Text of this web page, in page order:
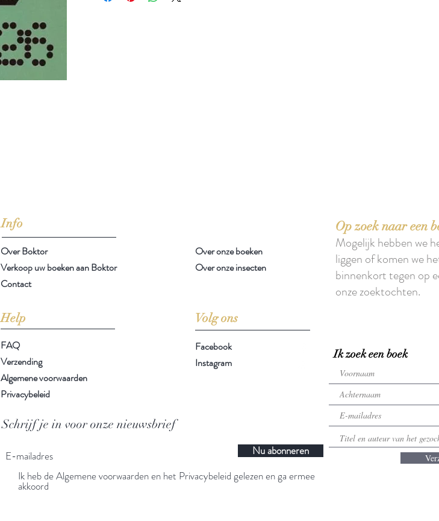
Info
Over Boktor
Verkoop uw boeken aan Boktor
Contact
Help Volg ons
Op zoek naar een
Mogelijk hebben we
liggen of komen we
binnenkort tegen op
onze zoektochten.
FAQ
Verzending
Algemene voorwaarden
Privacybeleid
Facebook
Instagram
Schrijf je in voor onze nieuwsbrief
Nu abonneren
Ik heb de Algemene voorwaarden en het Privacybeleid gelezen en ga ermee
akkoord
Ik zoek een boek
Over onze boeken
Over onze insecten